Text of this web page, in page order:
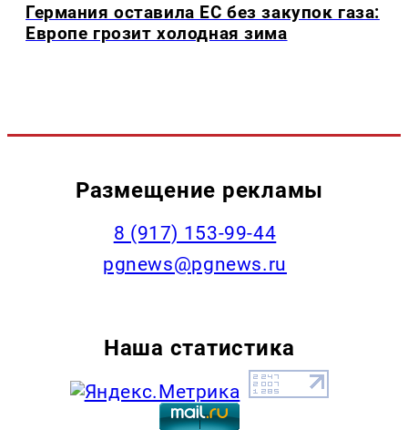
Германия оставила ЕС без закупок газа:
Европе грозит холодная зима
Размещение рекламы
‭8 (917) 153-99-44
pgnews@pgnews.ru
Наша статистика